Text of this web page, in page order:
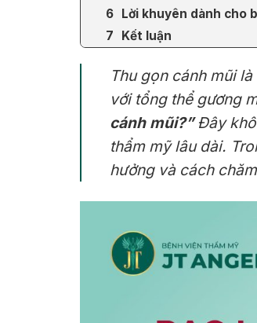
Lời khuyên dành cho
Kết luận
Thu gọn cánh mũi
với tổng thể gương
cánh mũi?”Đây
thẩm mỹ lâu dài.
hưởng và cách